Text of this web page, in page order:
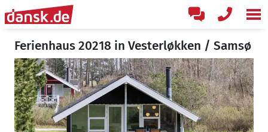
Ferienhaus 20218 in Vesterløkken / Samsø